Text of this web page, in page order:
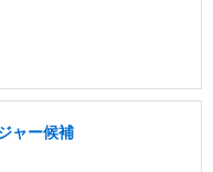
ャー候補